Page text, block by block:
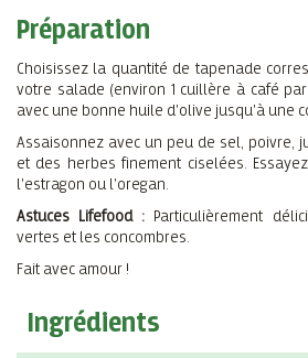
Préparation
Choisissez la quantité de tapenade
votre salade (environ 1 cuillère à café
avec une bonne huile d'olive jusqu'à une
Assaisonnez avec un peu de sel, poivre,
et des herbes finement ciselées.
l'estragon ou l'oregan.
Astuces Lifefood : Particulièrement
vertes et les concombres.
Fait avec amour !
Ingrédients